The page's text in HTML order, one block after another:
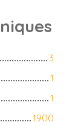
3
1
1
1900